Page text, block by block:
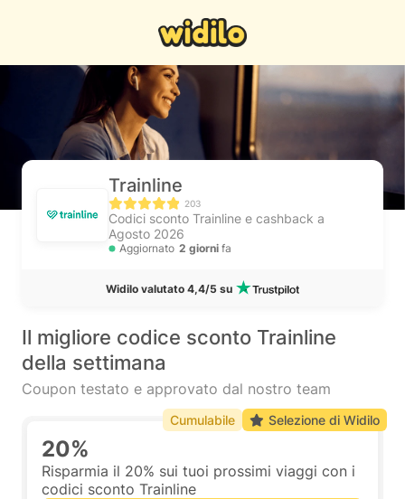
Trainline
203
Codici sconto Trainline e cashback a
Agosto 2026
Aggiornato 2 giorni fa
Widilo valutato 4,4/5 su
Il migliore codice sconto Trainline
della settimana
Coupon testato e approvato dal nostro team
20%
Risparmia il 20% sui tuoi prossimi viaggi con i
codici sconto Trainline
Cumulabile Selezione di Widilo